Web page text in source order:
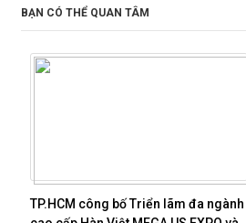
BẠN CÓ THỂ QUAN TÂM
TP.HCM công bố Triển lãm đa ngành